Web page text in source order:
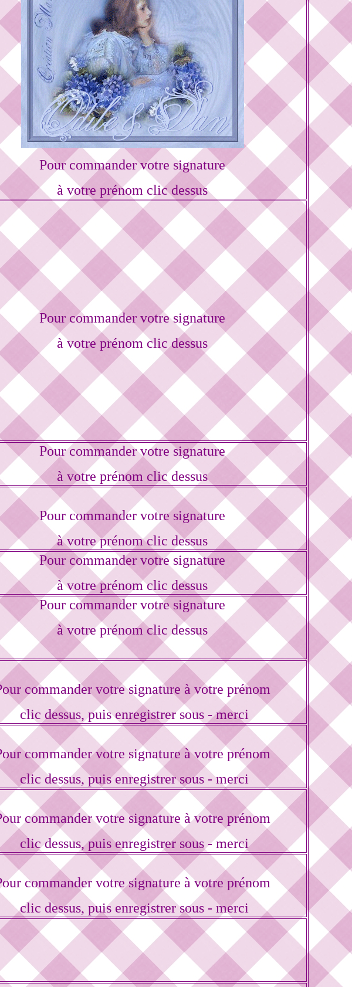
Pour commander votre signature
à votre prénom clic dessus
Pour commander votre signature
à votre prénom clic dessus
Pour commander votre signature
à votre prénom clic dessus
Pour commander votre signature
à votre prénom clic dessus
Pour commander votre signature
à votre prénom clic dessus
Pour commander votre signature
à votre prénom clic dessus
commander votre signature à votre prénom
clic dessus, puis enregistrer sous - merci
commander votre signature à votre prénom
clic dessus, puis enregistrer sous - merci
commander votre signature à votre prénom
clic dessus, puis enregistrer sous - merci
commander votre signature à votre prénom
clic dessus, puis enregistrer sous - merci